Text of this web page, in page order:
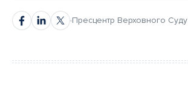
Пресцентр Верховного Суду